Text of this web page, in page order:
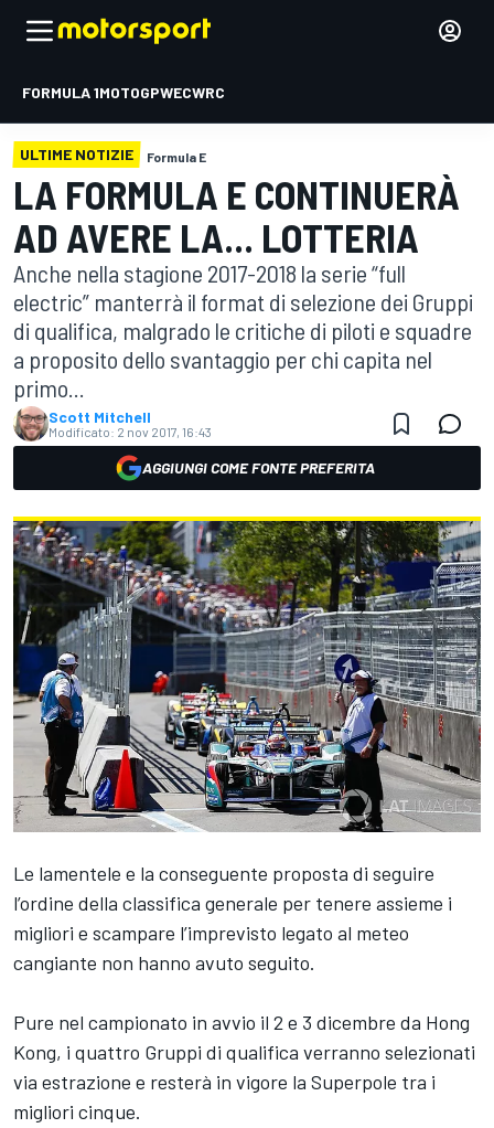
FORMULA 1MOTOGPWECWRC
ULTIME NOTIZIE Formula E
LA FORMULA E CONTINUERÀ
AD AVERE LA... LOTTERIA
Anche nella stagione 2017-2018 la serie “full
electric” manterrà il format di selezione dei Gruppi
di qualifica, malgrado le critiche di piloti e squadre
a proposito dello svantaggio per chi capita nel
primo...
Scott Mitchell
Modificato: 2 nov 2017, 16:43
AGGIUNGI COME FONTE PREFERITA
Le lamentele e la conseguente proposta di seguire
l’ordine della classifica generale per tenere assieme i
migliori e scampare l’imprevisto legato al meteo
cangiante non hanno avuto seguito.
Pure nel campionato in avvio il 2 e 3 dicembre da Hong
Kong, i quattro Gruppi di qualifica verranno selezionati
via estrazione e resterà in vigore la Superpole tra i
migliori cinque.